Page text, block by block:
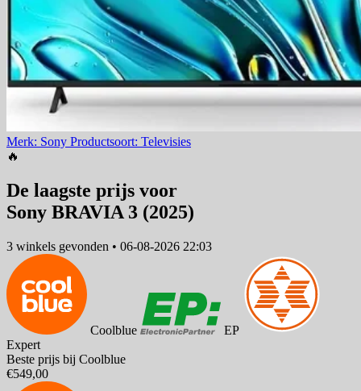
Merk: Sony Productsoort: Televisies
🔥
De laagste prijs voor
Sony BRAVIA 3 (2025)
3 winkels gevonden • 06-08-2026 22:03
Coolblue
EP
Expert
Beste prijs bij Coolblue
€549,00